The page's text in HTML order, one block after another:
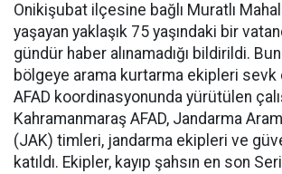
Onikişubat ilçesine bağlı Muratlı
yaşayan yaklaşık 75 yaşındaki bir
gündür haber alınamadığı bildirildi.
bölgeye arama kurtarma ekipleri sevk
AFAD koordinasyonunda yürütülen
Kahramanmaraş AFAD, Jandarma
(JAK) timleri, jandarma ekipleri ve
katıldı. Ekipler, kayıp şahsın en son